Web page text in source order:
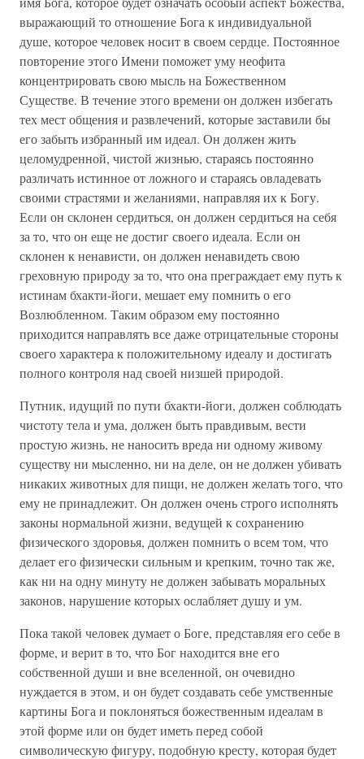
выражающий то отношение Бога к индивидуальной
душе, которое человек носит в своем сердце. Постоянное
повторение этого Имени поможет уму неофита
концентрировать свою мысль на Божественном
Существе. В течение этого времени он должен избегать
тех мест общения и развлечений, которые заставили бы
его забыть избранный им идеал. Он должен жить
целомудренной, чистой жизнью, стараясь постоянно
различать истинное от ложного и стараясь овладевать
своими страстями и желаниями, направляя их к Богу.
Если он склонен сердиться, он должен сердиться на себя
за то, что он еще не достиг своего идеала. Если он
склонен к ненависти, он должен ненавидеть свою
греховную природу за то, что она преграждает ему путь к
истинам бхакти-йоги, мешает ему помнить о его
Возлюбленном. Таким образом ему постоянно
приходится направлять все даже отрицательные стороны
своего характера к положительному идеалу и достигать
полного контроля над своей низшей природой.
Путник, идущий по пути бхакти-йоги, должен соблюдать
чистоту тела и ума, должен быть правдивым, вести
простую жизнь, не наносить вреда ни одному живому
существу ни мысленно, ни на деле, он не должен убивать
никаких животных для пищи, не должен желать того, что
ему не принадлежит. Он должен очень строго исполнять
законы нормальной жизни, ведущей к сохранению
физического здоровья, должен помнить о всем том, что
делает его физически сильным и крепким, точно так же,
как ни на одну минуту не должен забывать моральных
законов, нарушение которых ослабляет душу и ум.
Пока такой человек думает о Боге, представляя его себе в
форме, и верит в то, что Бог находится вне его
собственной души и вне вселенной, он очевидно
нуждается в этом, и он будет создавать себе умственные
картины Бога и поклоняться божественным идеалам в
этой форме или он будет иметь перед собой
символическую фигуру, подобную кресту, которая будет